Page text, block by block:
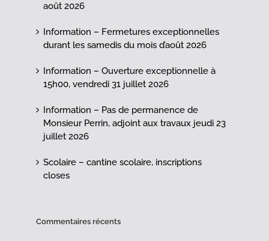
août 2026
Information – Fermetures exceptionnelles
durant les samedis du mois d’août 2026
Information – Ouverture exceptionnelle à
15h00, vendredi 31 juillet 2026
Information – Pas de permanence de
Monsieur Perrin, adjoint aux travaux jeudi 23
juillet 2026
Scolaire – cantine scolaire, inscriptions
closes
Commentaires récents